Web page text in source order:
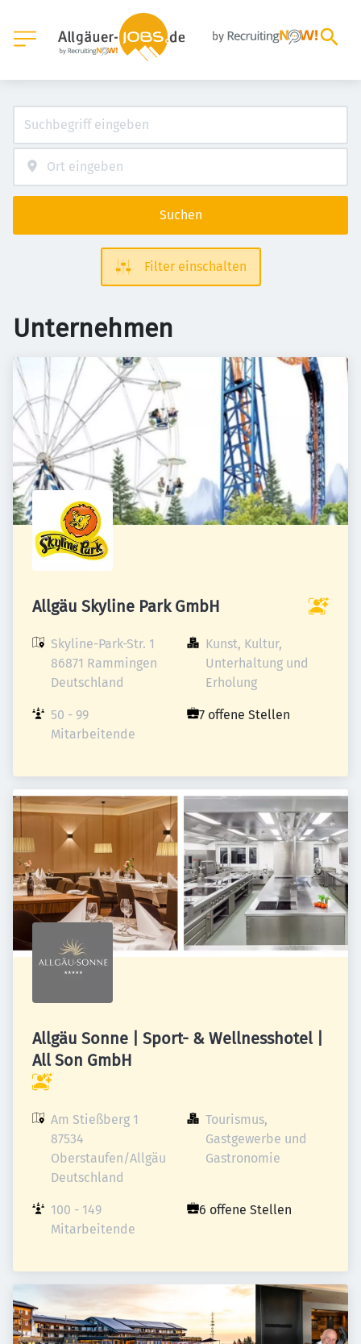
Suchen
Filter einschalten
Unternehmen
Allgäu Skyline Park GmbH
Skyline-Park-Str. 1
86871 Rammingen
Deutschland
Kunst, Kultur,
Unterhaltung und
Erholung
50 - 99
Mitarbeitende
7 offene Stellen
Allgäu Sonne | Sport- & Wellnesshotel |
All Son GmbH
Am Stießberg 1
87534
Oberstaufen/Allgäu
Deutschland
Tourismus,
Gastgewerbe und
Gastronomie
100 - 149
Mitarbeitende
6 offene Stellen